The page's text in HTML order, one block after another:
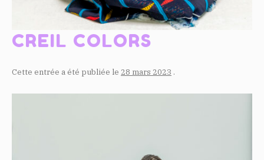
CREIL COLORS
Cette entrée a été publiée le 28 mars 2023 .